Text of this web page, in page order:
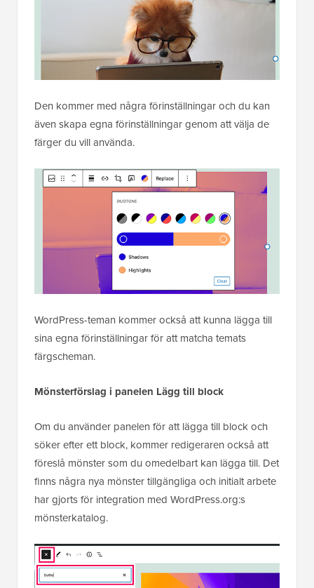
Den kommer med några förinställningar och du kan
även skapa egna förinställningar genom att välja de
färger du vill använda.
WordPress-teman kommer också att kunna lägga till
sina egna förinställningar för att matcha temats
färgscheman.
Mönsterförslag i panelen Lägg till block
Om du använder panelen för att lägga till block och
söker efter ett block, kommer redigeraren också att
föreslå mönster som du omedelbart kan lägga till. Det
finns några nya mönster tillgängliga och initialt arbete
har gjorts för integration med WordPress.org:s
mönsterkatalog.